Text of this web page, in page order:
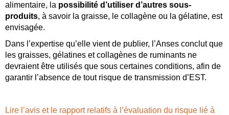
alimentaire, la possibilité d’utiliser d’autres sous-
produits, à savoir la graisse, le collagène ou la gélatine, est
envisagée.
Dans l’expertise qu’elle vient de publier, l’Anses conclut que
les graisses, gélatines et collagènes de ruminants ne
devraient être utilisés que sous certaines conditions, afin de
garantir l’absence de tout risque de transmission d’EST.
Lire l’avis et le rapport relatifs à l’évaluation du risque lié à